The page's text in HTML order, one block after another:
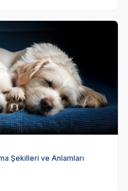
Şekilleri ve Anlamları